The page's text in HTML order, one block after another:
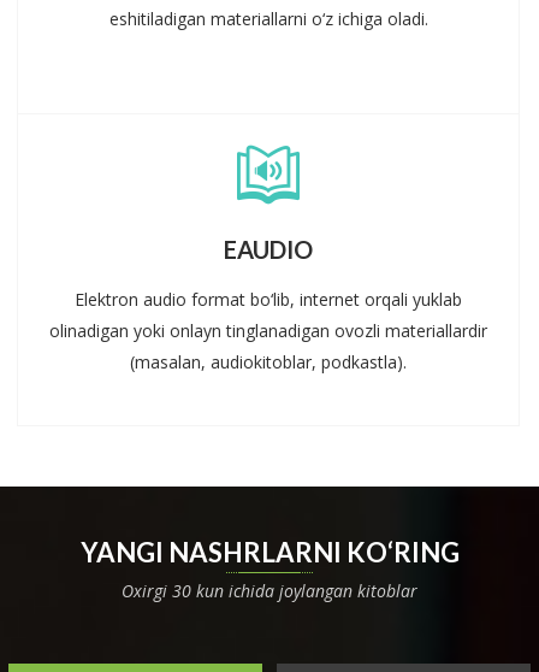
eshitiladigan materiallarni o‘z ichiga oladi.
EAUDIO
Elektron audio format bo‘lib, internet orqali yuklab
olinadigan yoki onlayn tinglanadigan ovozli materiallardir
(masalan, audiokitoblar, podkastla).
YANGI NASHRLARNI KO‘RING
Oxirgi 30 kun ichida joylangan kitoblar